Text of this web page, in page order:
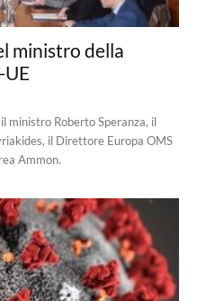
ministro della
ministro Roberto Speranza, il
il Direttore Europa OMS
Ammon.